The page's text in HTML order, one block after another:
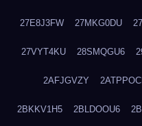
27E8J3FW 27MKG0DU
27VYT4KU 28SMQGU6
2AFJGVZY
2BKKV1H5 2BLDOOU6